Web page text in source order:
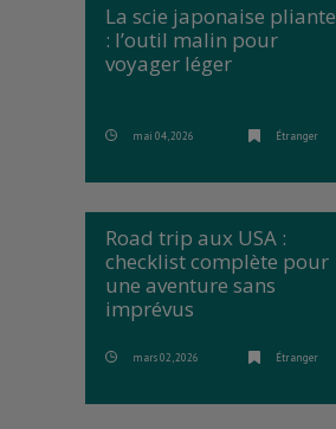
La scie japonaise pliante
: l’outil malin pour
voyager léger
mai 04, 2026 Étranger
Road trip aux USA :
checklist complète pour
une aventure sans
imprévus
mars 02, 2026 Étranger